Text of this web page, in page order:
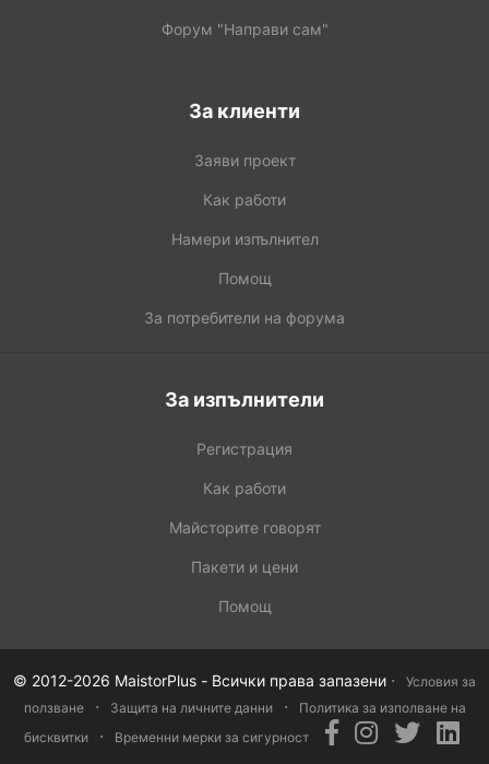
Форум "Направи сам"
За клиенти
Заяви проект
Как работи
Намери изпълнител
Помощ
За потребители на форума
За изпълнители
Регистрация
Как работи
Майсторите говорят
Пакети и цени
Помощ
© 2012-2026 MaistorPlus - Всички права запазени ·
Условия за
ползване
· Защита на личните данни ·
Политика за изполване на
бисквитки
· Временни мерки за сигурност